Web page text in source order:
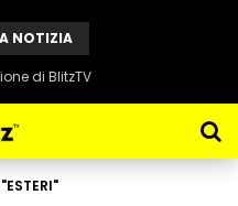
NOTIZIA
di BlitzTV